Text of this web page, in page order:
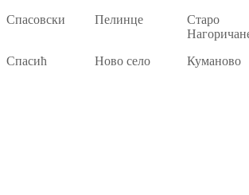
Спасовски
Пелинце
Старо
Спасић
Ново село Куманово